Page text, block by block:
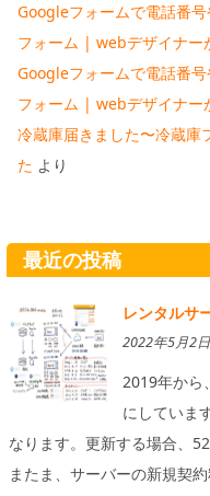
Googleフォームで電話番
フォーム | webデザイナー
Googleフォームで電話番
フォーム | webデザイナー
冷蔵庫届きました〜冷蔵庫
た より
最近の投稿
レンタルサ
2022年5月2
2019年から
にしていま
なります。更新する場合、
またま、サーバーの新規契